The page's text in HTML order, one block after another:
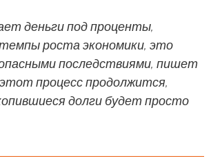
деньги под проценты,
роста экономики, это
последствиями, пишет
процесс продолжится,
долги будет просто